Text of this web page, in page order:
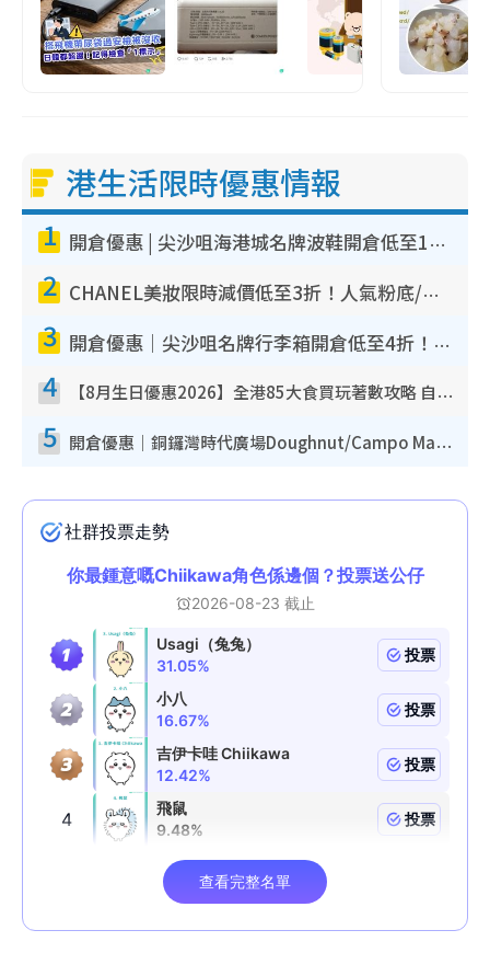
港生活限時優惠情報
1 開倉優惠 | 尖沙咀海港城名牌波鞋開倉低至1折！On鞋$899起／Joy&Peace鞋履$98起
2 CHANEL美妝限時減價低至3折！人氣粉底/唇膏/精華液低至$275！COCO香水都有平
3 開倉優惠｜尖沙咀名牌行李箱開倉低至4折！一連5日 American Tourister/ace./Hallmark $200起！
4 【8月生日優惠2026】全港85大食買玩著數攻略 自助餐/火鍋放題同行免費＋誠品/DONKI送現金券
5 開倉優惠｜銅鑼灣時代廣場Doughnut/Campo Marzio開倉低至1折！背囊、書包、手袋劈價$200起